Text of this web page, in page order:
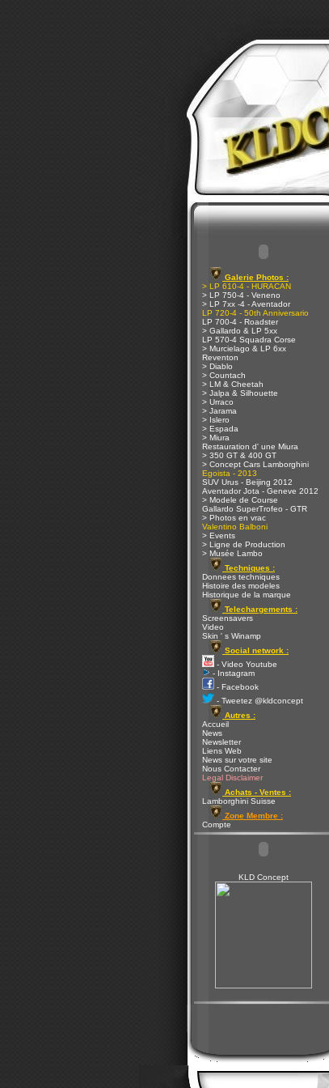
Galerie Photos :
> LP 610-4 - HURACAN
> LP 750-4 - Veneno
> LP 7xx -4 - Aventador
LP 720-4 - 50th Anniversario
LP 700-4 - Roadster
> Gallardo & LP 5xx
LP 570-4 Squadra Corse
> Murcielago & LP 6xx
Reventon
> Diablo
> Countach
> LM & Cheetah
> Jalpa & Silhouette
> Urraco
> Jarama
> Islero
> Espada
> Miura
Restauration d' une Miura
> 350 GT & 400 GT
> Concept Cars Lamborghini
Egoista - 2013
SUV Urus - Beijing 2012
Aventador Jota - Geneve 2012
> Modele de Course
Gallardo SuperTrofeo - GTR
> Photos en vrac
Valentino Balboni
> Events
> Ligne de Production
> Musée Lambo
Techniques :
Donnees techniques
Histoire des modeles
Historique de la marque
Telechargements :
Screensavers
Video
Skin ' s Winamp
Social network :
- Video Youtube
- Instagram
- Facebook
- Tweetez @kldconcept
Autres :
Accueil
News
Newsletter
Liens Web
News sur votre site
Nous Contacter
Legal Disclaimer
Achats - Ventes :
Lamborghini Suisse
Zone Membre :
Compte
KLD Concept